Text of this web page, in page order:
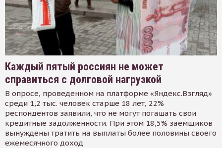
Каждый пятый россиян не может
справиться с долговой нагрузкой
В опросе, проведенном на платформе «Яндекс.Взгляд»
среди 1,2 тыс. человек старше 18 лет, 22%
респондентов заявили, что не могут погашать свои
кредитные задолженности. При этом 18,5% заемщиков
вынуждены тратить на выплаты более половины своего
ежемесячного доход